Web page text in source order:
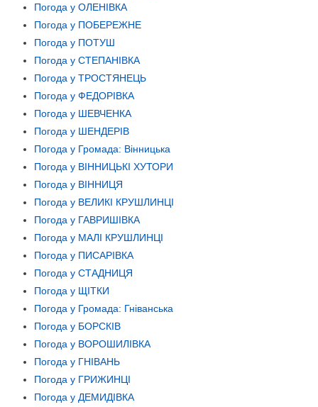
Погода у ОЛЕНІВКА
Погода у ПОБЕРЕЖНЕ
Погода у ПОТУШ
Погода у СТЕПАНІВКА
Погода у ТРОСТЯНЕЦЬ
Погода у ФЕДОРІВКА
Погода у ШЕВЧЕНКА
Погода у ШЕНДЕРІВ
Погода у Громада: Вінницька
Погода у ВІННИЦЬКІ ХУТОРИ
Погода у ВІННИЦЯ
Погода у ВЕЛИКІ КРУШЛИНЦІ
Погода у ГАВРИШІВКА
Погода у МАЛІ КРУШЛИНЦІ
Погода у ПИСАРІВКА
Погода у СТАДНИЦЯ
Погода у ЩІТКИ
Погода у Громада: Гніванська
Погода у БОРСКІВ
Погода у ВОРОШИЛІВКА
Погода у ГНІВАНЬ
Погода у ГРИЖИНЦІ
Погода у ДЕМИДІВКА